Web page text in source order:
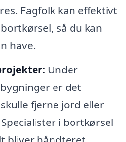
Fagfolk kan effektivt
så du kan
have.
Under
er det
fjerne jord eller
i bortkørsel